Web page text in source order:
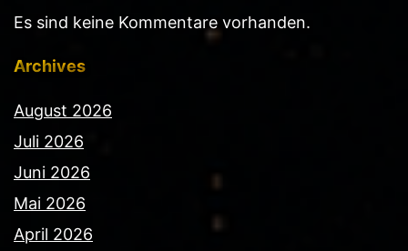
Es sind keine Kommentare vorhanden.
Archives
August 2026
Juli 2026
Juni 2026
Mai 2026
April 2026